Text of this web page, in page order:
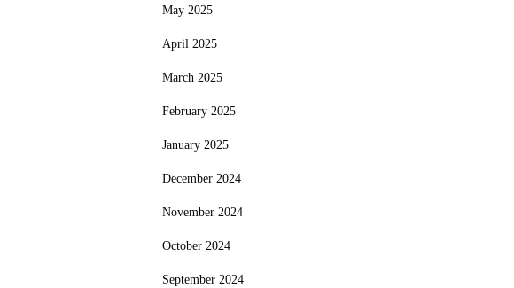
May 2025
April 2025
March 2025
February 2025
January 2025
December 2024
November 2024
October 2024
September 2024